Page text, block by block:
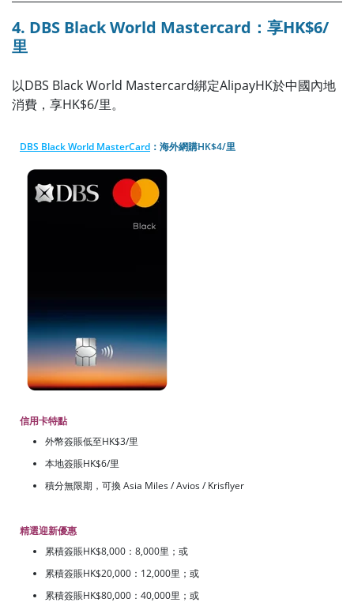
4. DBS Black World Mastercard：享HK$6/
里
以DBS Black World Mastercard綁定AlipayHK於中國內地
消費，享HK$6/里。
DBS Black World MasterCard ：海外網購HK$4/里
信用卡特點
外幣簽賬低至HK$3/里
本地簽賬HK$6/里
積分無限期，可換 Asia Miles / Avios / Krisflyer
精選迎新優惠
累積簽賬HK$8,000：8,000里；或
累積簽賬HK$20,000：12,000里；或
累積簽賬HK$80,000：40,000里；或